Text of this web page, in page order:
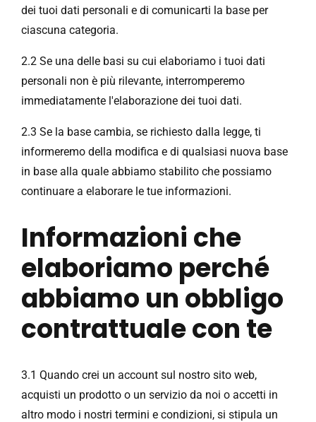
dei tuoi dati personali e di comunicarti la base per
ciascuna categoria.
2.2 Se una delle basi su cui elaboriamo i tuoi dati
personali non è più rilevante, interromperemo
immediatamente l'elaborazione dei tuoi dati.
2.3 Se la base cambia, se richiesto dalla legge, ti
informeremo della modifica e di qualsiasi nuova base
in base alla quale abbiamo stabilito che possiamo
continuare a elaborare le tue informazioni.
Informazioni che
elaboriamo perché
abbiamo un obbligo
contrattuale con te
3.1 Quando crei un account sul nostro sito web,
acquisti un prodotto o un servizio da noi o accetti in
altro modo i nostri termini e condizioni, si stipula un